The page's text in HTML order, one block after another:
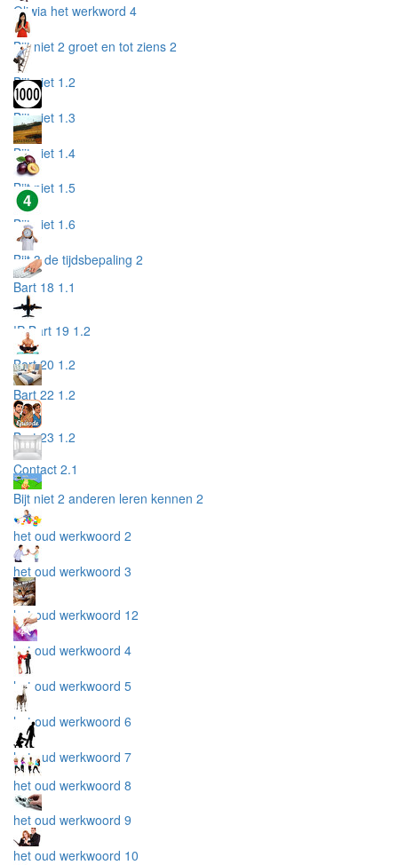
Oliwia het werkword 4
Bijt niet 2 groet en tot ziens 2
Bijt niet 1.2
Bijt niet 1.3
Bijt niet 1.4
Bijt niet 1.5
Bijt niet 1.6
Bijt 3 de tijdsbepaling 2
Bart 18 1.1
!P Bart 19 1.2
Bart 20 1.2
Bart 22 1.2
Bart 23 1.2
Contact 2.1
Bijt niet 2 anderen leren kennen 2
het oud werkwoord 2
het oud werkwoord 3
het oud werkwoord 12
het oud werkwoord 4
het oud werkwoord 5
het oud werkwoord 6
het oud werkwoord 7
het oud werkwoord 8
het oud werkwoord 9
het oud werkwoord 10